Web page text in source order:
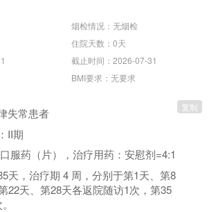
烟检情况：无烟检
住院天数：0天
截止时间：2026-07-31
BMI要求：无要求
失常患者
II期
口服药（片），治疗用药：安慰剂=4:1
天，治疗期 4 周，分别于第1天、第8
22天、第28天各返院随访1次，第35
复制